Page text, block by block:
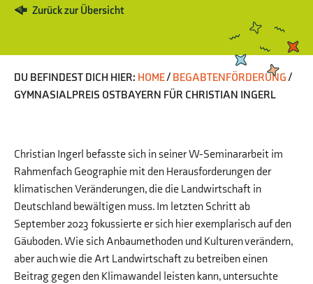
Zurück zur Übersicht
DU BEFINDEST DICH HIER: HOME/ BEGABTENFÖRDERUNG/
GYMNASIALPREIS OSTBAYERN FÜR CHRISTIAN INGERL
Christian Ingerl befasste sich in seiner W-Seminararbeit im
Rahmenfach Geographie mit den Herausforderungen der
klimatischen Veränderungen, die die Landwirtschaft in
Deutschland bewältigen muss. Im letzten Schritt ab
September 2023 fokussierte er sich hier exemplarisch auf den
Gäuboden. Wie sich Anbaumethoden und Kulturen verändern,
aber auch wie die Art Landwirtschaft zu betreiben einen
Beitrag gegen den Klimawandel leisten kann, untersuchte